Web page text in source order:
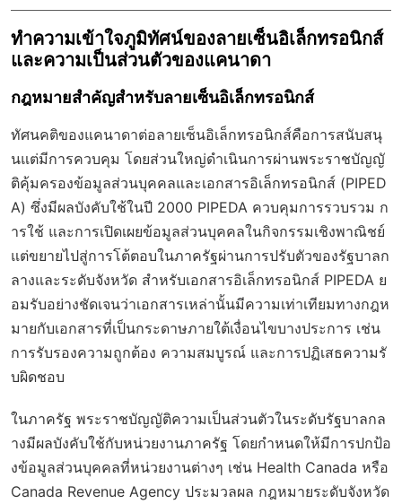
ทำความเข้าใจภูมิทัศน์ของลายเซ็นอิเล็กทรอนิกส์
และความเป็นส่วนตัวของแคนาดา
กฎหมายสำคัญสำหรับลายเซ็นอิเล็กทรอนิกส์
ทัศนคติของแคนาดาต่อลายเซ็นอิเล็กทรอนิกส์คือการสนับสนุ
นแต่มีการควบคุม โดยส่วนใหญ่ดำเนินการผ่านพระราชบัญญั
ติคุ้มครองข้อมูลส่วนบุคคลและเอกสารอิเล็กทรอนิกส์ (PIPED
A) ซึ่งมีผลบังคับใช้ในปี 2000 PIPEDA ควบคุมการรวบรวม ก
ารใช้ และการเปิดเผยข้อมูลส่วนบุคคลในกิจกรรมเชิงพาณิชย์
แต่ขยายไปสู่การโต้ตอบในภาครัฐผ่านการปรับตัวของรัฐบาลก
ลางและระดับจังหวัด สำหรับเอกสารอิเล็กทรอนิกส์ PIPEDA ย
อมรับอย่างชัดเจนว่าเอกสารเหล่านั้นมีความเท่าเทียมทางกฎห
มายกับเอกสารที่เป็นกระดาษภายใต้เงื่อนไขบางประการ เช่น
การรับรองความถูกต้อง ความสมบูรณ์ และการปฏิเสธความรั
บผิดชอบ
ในภาครัฐ พระราชบัญญัติความเป็นส่วนตัวในระดับรัฐบาลกล
างมีผลบังคับใช้กับหน่วยงานภาครัฐ โดยกำหนดให้มีการปกป้อ
งข้อมูลส่วนบุคคลที่หน่วยงานต่างๆ เช่น Health Canada หรือ
Canada Revenue Agency ประมวลผล กฎหมายระดับจังหวัด